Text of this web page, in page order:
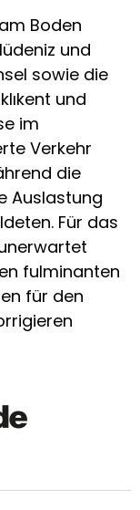
Boden
und
sowie die
und
im
Verkehr
die
Auslastung
Für das
fulminanten
für den